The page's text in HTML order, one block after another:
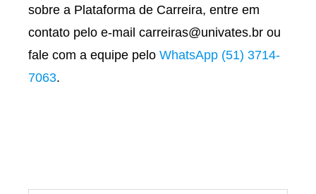
sobre a Plataforma de Carreira, entre em
contato pelo e-mail carreiras@univates.br ou
fale com a equipe pelo WhatsApp (51) 3714-
7063.